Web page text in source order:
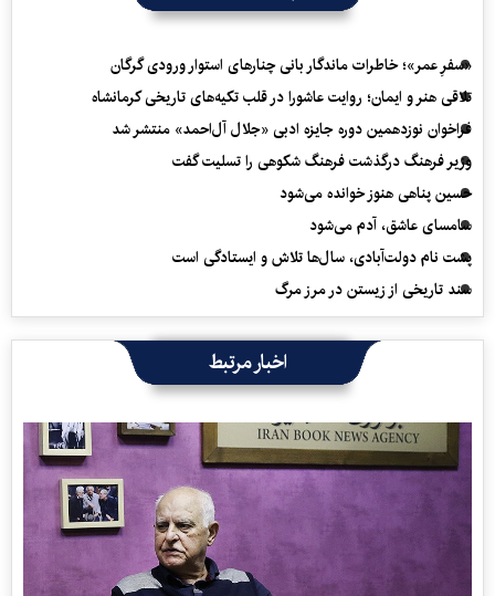
«سفرِ عمر»؛ خاطرات ماندگار بانی چنارهای استوار ورودی گرگان
تلاقی هنر و ایمان؛ روایت عاشورا در قلب تکیه‌های تاریخی کرمانشاه
فراخوان نوزدهمین دوره جایزه ادبی «جلال آل‌احمد» منتشر شد
وزیر فرهنگ درگذشت فرهنگ شکوهی را تسلیت گفت
حسین پناهی هنوز خوانده می‌شود
سامسای عاشق، آدم می‌شود
پشت نام دولت‌آبادی، سال‌ها تلاش و ایستادگی است
سند تاریخی از زیستن در مرز مرگ
اخبار مرتبط